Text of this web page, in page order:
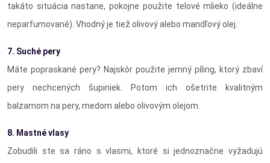
takáto situácia nastane, pokojne použite telové mlieko (ideálne
neparfumované). Vhodný je tiež olivový alebo mandľový olej.
7. Suché pery
Máte popraskané pery? Najskôr použite jemný píling, ktorý zbaví
pery nechcených šupiniek. Potom ich ošetrite kvalitným
balzamom na pery, medom alebo olivovým olejom.
8. Mastné vlasy
Zobudili ste sa ráno s vlasmi, ktoré si jednoznačne vyžadujú